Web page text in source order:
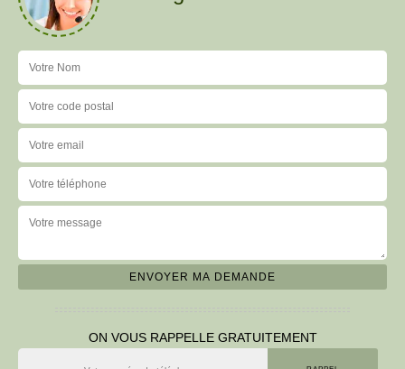
ON VOUS RAPPELLE GRATUITEMENT